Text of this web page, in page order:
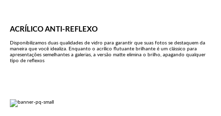
ACRÍLICO ANTI-REFLEXO
Disponibilizamos duas qualidades de vidro para garantir que suas fotos se destaquem da
maneira que você idealiza. Enquanto o acrílico flutuante brilhante é um clássico para
apresentações semelhantes a galerias, a versão matte elimina o brilho, apagando qualquer
tipo de reflexos